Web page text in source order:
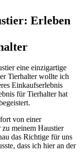
Erleben
eine einzigartige⁣
Tierhalter‌ wollte ich
Einkaufserlebnis
‌für Tierhalter hat
von einer
meinem ‍Haustier
das⁣ Richtige für uns
dass ich hier an der